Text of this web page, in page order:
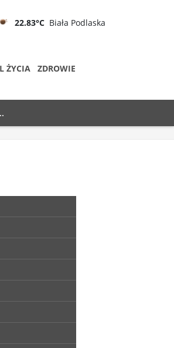
22.83°C Biała Podlaska
ŻYCIA
ZDROWIE